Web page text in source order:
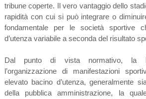
tribune coperte. Il vero vantaggio dello
rapidità con cui si può integrare o
fondamentale per le società sportive
d’utenza variabile a seconda del risultato
Dal punto di vista normativo, la
l’organizzazione di manifestazioni
elevato bacino d’utenza, generalmente
della pubblica amministrazione, la